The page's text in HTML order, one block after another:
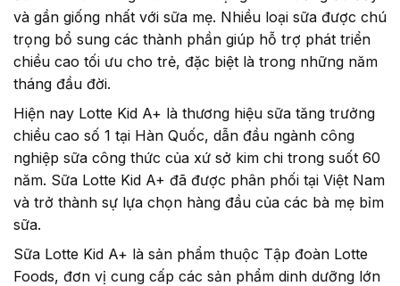
và gần giống nhất với sữa mẹ. Nhiều loại sữa được chú
trọng bổ sung các thành phần giúp hỗ trợ phát triển
chiều cao tối ưu cho trẻ, đặc biệt là trong những năm
tháng đầu đời.
Hiện nay Lotte Kid A+ là thương hiệu sữa tăng trưởng
chiều cao số 1 tại Hàn Quốc, dẫn đầu ngành công
nghiệp sữa công thức của xứ sở kim chi trong suốt 60
năm. Sữa Lotte Kid A+ đã được phân phối tại Việt Nam
và trở thành sự lựa chọn hàng đầu của các bà mẹ bỉm
sữa.
Sữa Lotte Kid A+ là sản phẩm thuộc Tập đoàn Lotte
Foods, đơn vị cung cấp các sản phẩm dinh dưỡng lớn